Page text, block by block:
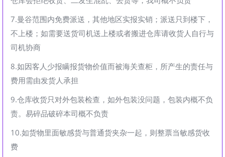
7.曼谷范围内免费派送，其他地区实报实销；派送只到楼下，
不上楼；如需要送货司机送上楼或者搬进仓库请收货人自行与
司机协商
8.如因客人少报瞒报货物价值而被海关查柜，所产生的责任与
费用需由发货人承担
9.仓库收货只对外包装检查，如外包装没问题，包装内概不负
责。易碎品破碎本司概不负责
10.如货物里面敏感货与普通货夹杂一起，则整票当敏感货收
费